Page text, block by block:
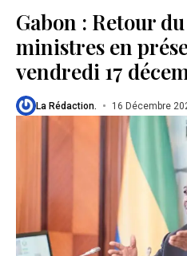
Gabon : Retour
ministres en
vendredi 17
La Rédaction. 16 Décembre